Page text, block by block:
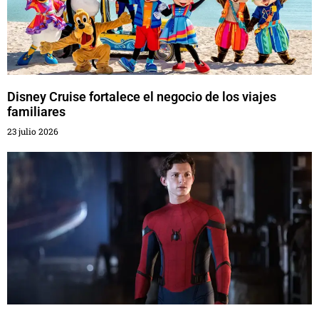
Disney Cruise fortalece el negocio de los viajes
familiares
23 julio 2026